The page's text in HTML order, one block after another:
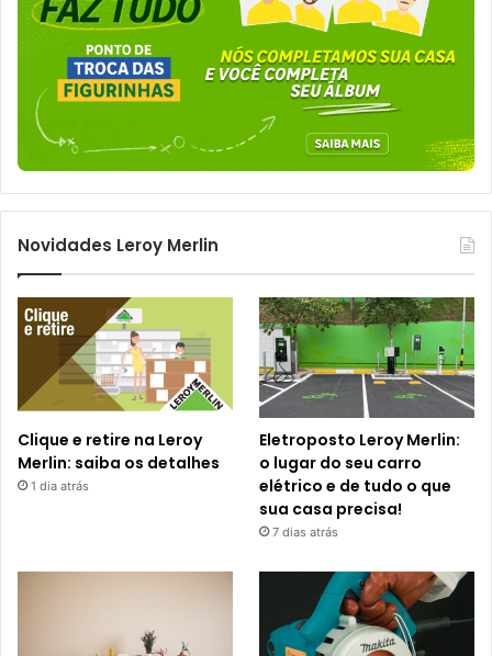
Novidades Leroy Merlin
Clique e retire na Leroy
Merlin: saiba os detalhes
1 dia atrás
Eletroposto Leroy Merlin:
o lugar do seu carro
elétrico e de tudo o que
sua casa precisa!
7 dias atrás